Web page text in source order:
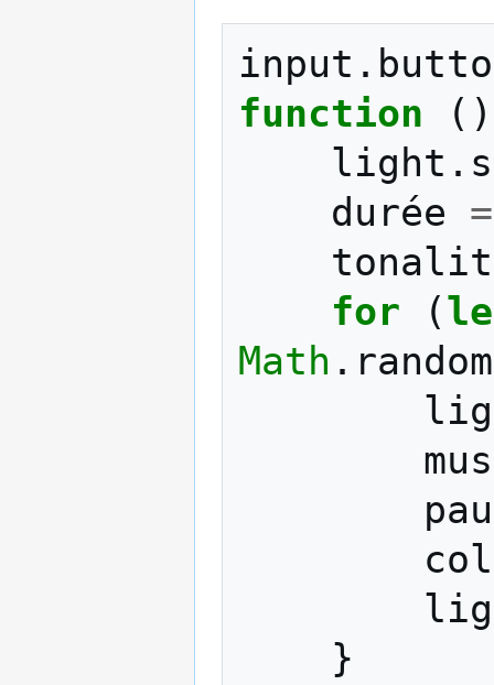
input .
function
()
light .
durée =
for
(
Math .
}